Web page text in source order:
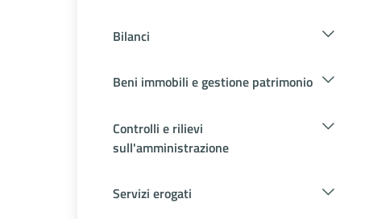
Bilanci
Beni immobili e gestione patrimonio
Controlli e rilievi
sull'amministrazione
Servizi erogati